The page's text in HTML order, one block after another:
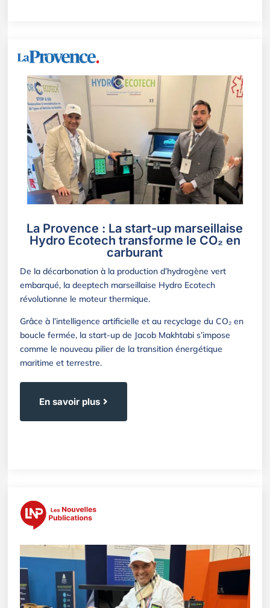
La Provence : La start-up marseillaise
Hydro Ecotech transforme le CO₂ en
carburant
De la décarbonation à la production d’hydrogène vert
embarqué, la deeptech marseillaise Hydro Ecotech
révolutionne le moteur thermique.
Grâce à l’intelligence artificielle et au recyclage du CO₂ en
boucle fermée, la start-up de Jacob Makhtabi s’impose
comme le nouveau pilier de la transition énergétique
maritime et terrestre.
En savoir plus